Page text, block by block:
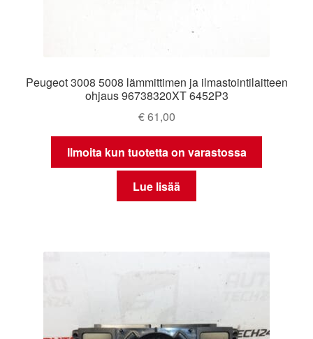
Peugeot 3008 5008 lämmittimen ja ilmastointilaitteen
ohjaus 96738320XT 6452P3
€61,00
Ilmoita kun tuotetta on varastossa
Lue lisää